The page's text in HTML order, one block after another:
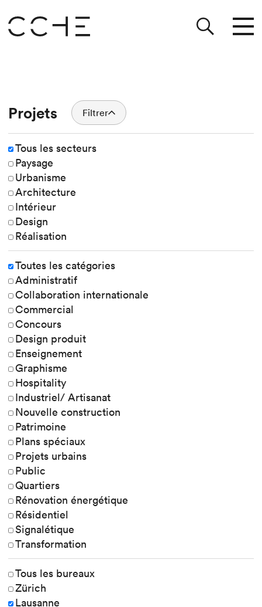
Projets Filtrer
Tous les secteurs
Paysage
Urbanisme
Architecture
Intérieur
Design
Réalisation
Toutes les catégories
Administratif
Collaboration internationale
Commercial
Concours
Design produit
Enseignement
Graphisme
Hospitality
Industriel/ Artisanat
Nouvelle construction
Patrimoine
Plans spéciaux
Projets urbains
Public
Quartiers
Rénovation énergétique
Résidentiel
Signalétique
Transformation
Tous les bureaux
Zürich
Lausanne